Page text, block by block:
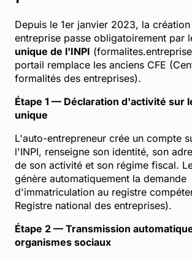
Depuis le 1er janvier 2023, la
entreprise passe obligatoirement par
unique de l'INPI
portail remplace les anciens CFE
formalités des entreprises).
Étape 1 — Déclaration d'activité sur
unique
L'auto-entrepreneur crée un compte
l'INPI, renseigne son identité, son
de son activité et son régime fiscal.
génère automatiquement la demande
d'immatriculation au registre
Registre national des entreprises).
Étape 2 — Transmission
organismes sociaux